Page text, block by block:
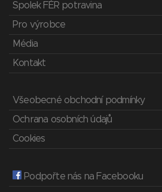
Spolek FÉR potravina
Pro výrobce
Média
Kontakt
Všeobecné obchodní podmínky
Ochrana osobních údajů
Cookies
Podpořte nás na Facebooku